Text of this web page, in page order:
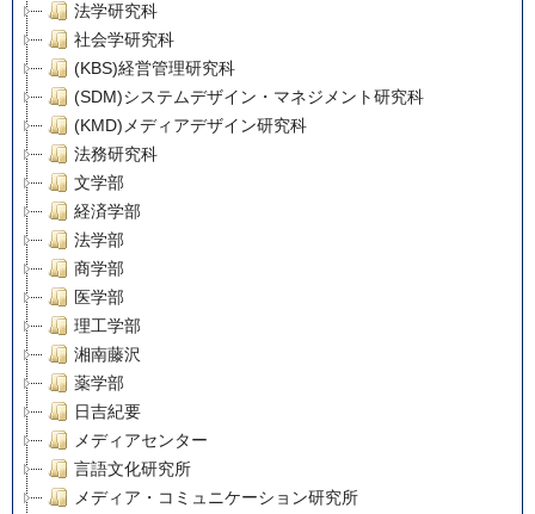
法学研究科
社会学研究科
(KBS)経営管理研究科
(SDM)システムデザイン・マネジメント研究科
(KMD)メディアデザイン研究科
法務研究科
文学部
経済学部
法学部
商学部
医学部
理工学部
湘南藤沢
薬学部
日吉紀要
メディアセンター
言語文化研究所
メディア・コミュニケーション研究所